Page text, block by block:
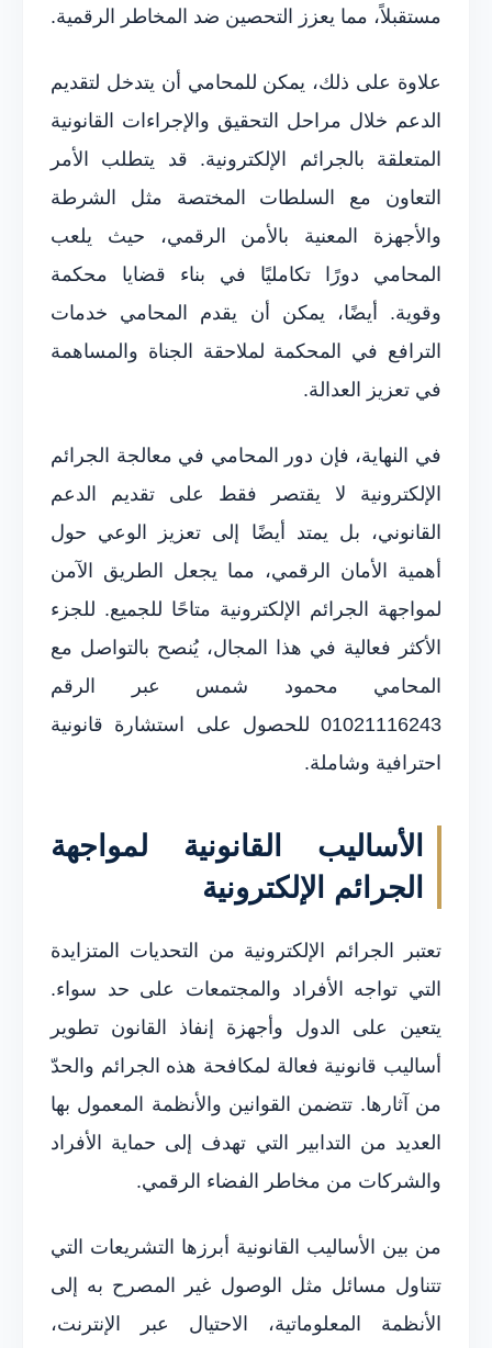
مستقبلاً، مما يعزز التحصين ضد المخاطر الرقمية.
علاوة على ذلك، يمكن للمحامي أن يتدخل لتقديم
الدعم خلال مراحل التحقيق والإجراءات القانونية
المتعلقة بالجرائم الإلكترونية. قد يتطلب الأمر
التعاون مع السلطات المختصة مثل الشرطة
والأجهزة المعنية بالأمن الرقمي، حيث يلعب
المحامي دورًا تكامليًا في بناء قضايا محكمة
وقوية. أيضًا، يمكن أن يقدم المحامي خدمات
الترافع في المحكمة لملاحقة الجناة والمساهمة
في تعزيز العدالة.
في النهاية، فإن دور المحامي في معالجة الجرائم
الإلكترونية لا يقتصر فقط على تقديم الدعم
القانوني، بل يمتد أيضًا إلى تعزيز الوعي حول
أهمية الأمان الرقمي، مما يجعل الطريق الآمن
لمواجهة الجرائم الإلكترونية متاحًا للجميع. للجزء
الأكثر فعالية في هذا المجال، يُنصح بالتواصل مع
المحامي محمود شمس عبر الرقم
01021116243 للحصول على استشارة قانونية
احترافية وشاملة.
الأساليب القانونية لمواجهة
الجرائم الإلكترونية
تعتبر الجرائم الإلكترونية من التحديات المتزايدة
التي تواجه الأفراد والمجتمعات على حد سواء.
يتعين على الدول وأجهزة إنفاذ القانون تطوير
أساليب قانونية فعالة لمكافحة هذه الجرائم والحدّ
من آثارها. تتضمن القوانين والأنظمة المعمول بها
العديد من التدابير التي تهدف إلى حماية الأفراد
والشركات من مخاطر الفضاء الرقمي.
من بين الأساليب القانونية أبرزها التشريعات التي
تتناول مسائل مثل الوصول غير المصرح به إلى
الأنظمة المعلوماتية، الاحتيال عبر الإنترنت،